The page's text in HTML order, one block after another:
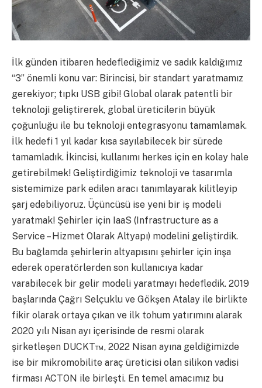
İlk günden itibaren hedeflediğimiz ve sadık kaldığımız
“3” önemli konu var: Birincisi, bir standart yaratmamız
gerekiyor; tıpkı USB gibi! Global olarak patentli bir
teknoloji geliştirerek, global üreticilerin büyük
çoğunluğu ile bu teknoloji entegrasyonu tamamlamak.
İlk hedefi 1 yıl kadar kısa sayılabilecek bir sürede
tamamladık. İkincisi, kullanımı herkes için en kolay hale
getirebilmek! Geliştirdiğimiz teknoloji ve tasarımla
sistemimize park edilen aracı tanımlayarak kilitleyip
şarj edebiliyoruz. Üçüncüsü ise yeni bir iş modeli
yaratmak! Şehirler için IaaS (Infrastructure as a
Service – Hizmet Olarak Altyapı) modelini geliştirdik.
Bu bağlamda şehirlerin altyapısını şehirler için inşa
ederek operatörlerden son kullanıcıya kadar
varabilecek bir gelir modeli yaratmayı hedefledik. 2019
başlarında Çağrı Selçuklu ve Gökşen Atalay ile birlikte
fikir olarak ortaya çıkan ve ilk tohum yatırımını alarak
2020 yılı Nisan ayı içerisinde de resmi olarak
şirketleşen DUCKT™, 2022 Nisan ayına geldiğimizde
ise bir mikromobilite araç üreticisi olan silikon vadisi
firması ACTON ile birleşti. En temel amacımız bu